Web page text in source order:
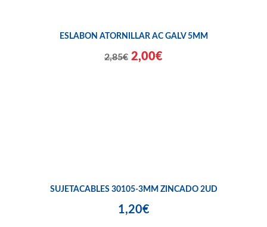
ESLABON ATORNILLAR AC GALV 5MM
2,85€ 2,00€
SUJETACABLES 30105-3MM ZINCADO 2UD
1,20€